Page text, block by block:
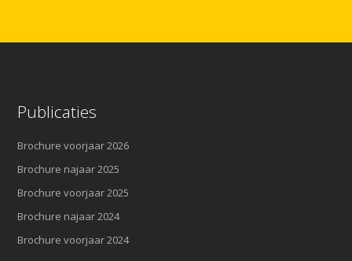
Publicaties
Brochure voorjaar 2026
Brochure najaar 2025
Brochure voorjaar 2025
Brochure najaar 2024
Brochure voorjaar 2024